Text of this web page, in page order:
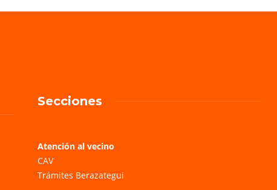
Secciones
Atención al vecino
CAV
Trámites Berazategui